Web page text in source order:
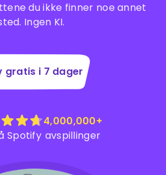
du ikke finner noe annet
Ingen KI.
gratis i 7 dager
Spotify
4,000,000+
avspillinger